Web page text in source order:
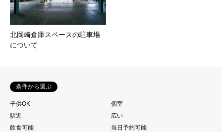
北岡崎倉庫スペースの駐車場
について
条件から選ぶ
子供OK
個室
駅近
広い
飲食可能
当日予約可能